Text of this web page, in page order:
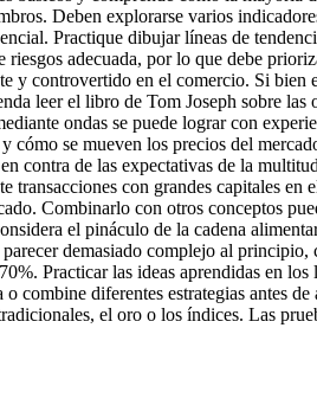
Deben explorarse varios
Practique dibujar líneas de
adecuada, por lo que debe
y controvertido en el comercio. Si
leer el libro de Tom Joseph sobre
ondas se puede lograr con
se mueven los precios del
contra de las expectativas de la
transacciones con grandes capitales
Combinarlo con otros conceptos
el pináculo de la cadena
demasiado complejo al
Practicar las ideas aprendidas en
combine diferentes estrategias antes
el oro o los índices. Las